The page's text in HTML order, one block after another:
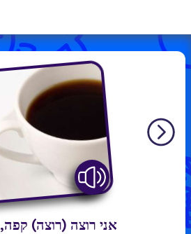
אני רוצה (רוצה)